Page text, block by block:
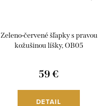
Zeleno-červené šľapky s pravou
kožušinou líšky, OB05
59 €
DETAIL